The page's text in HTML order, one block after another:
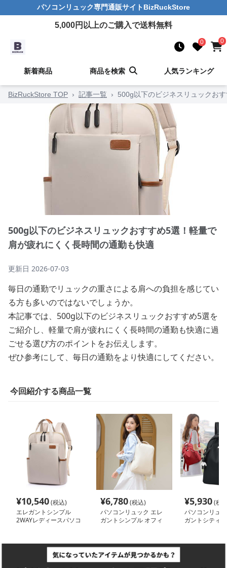
パソコンリュック専門通販サイト BizRuckStore
5,000円以上のご購入で送料無料
0 0
新着商品 商品を検索 人気ランキング
BizRuckStore TOP › 記事一覧 › 500g以下のビジネスリュックお
500g以下のビジネスリュックおすすめ5選！軽量で
肩が疲れにくく長時間の通勤も快適
更新日 2026-07-03
毎日の通勤でリュックの重さによる肩への負担を感じてい
る方も多いのではないでしょうか。
本記事では、500g以下のビジネスリュックおすすめ5選を
ご紹介し、軽量で肩が疲れにくく長時間の通勤も快適に過
ごせる選び方のポイントをお伝えします。
ぜひ参考にして、毎日の通勤をより快適にしてください。
今回紹介する商品一覧
¥10,540(税込)
エレガントシンプル
2WAYレディースパソコ
¥6,780(税込)
パソコンリュック エレ
ガントシンプル オフィ
¥5,930(税
パソコンリュ
ガントシティ